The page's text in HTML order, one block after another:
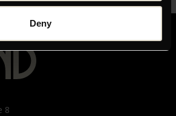
Deny
8